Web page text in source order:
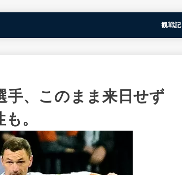
観戦記
手、このまま来日せず
。